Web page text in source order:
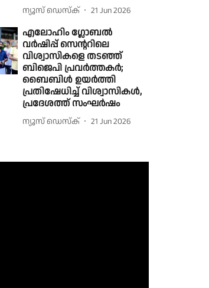
ന്യൂസ് ഡെസ്ക് 21 Jun 2026
എലോഹിം ഗ്ലോബൽ
വർഷിപ്പ് സെൻ്ററിലെ
വിശ്വാസികളെ തടഞ്ഞ്
ബിജെപി പ്രവർത്തകർ;
ബൈബിൾ ഉയർത്തി
പ്രതിഷേധിച്ച് വിശ്വാസികൾ,
പ്രദേശത്ത് സംഘർഷം
ന്യൂസ് ഡെസ്ക് 21 Jun 2026